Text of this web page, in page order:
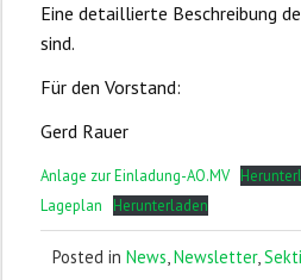
Eine detaillierte Beschreibung
sind.
Für den Vorstand:
Gerd Rauer
Anlage zur Einladung-AO.MV
Lageplan
Herunterladen
Posted in News Newsletter,